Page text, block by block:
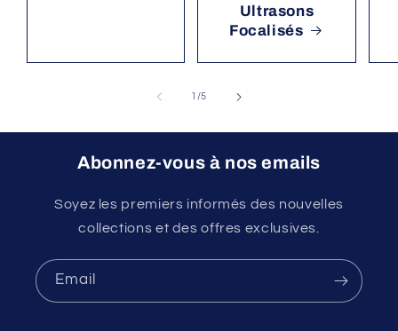
Ultrasons
Focalisés
/of
5
Abonnez-vous à nos emails
Soyez les premiers informés des nouvelles
collections et des offres exclusives.
Email